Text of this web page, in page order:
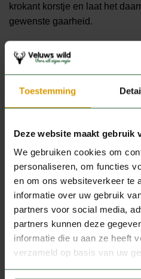
Toestemming
Deze website maakt gebruik
We gebruiken cookies om
personaliseren, om functies
en om ons websiteverkeer te
informatie over uw gebruik
partners voor social media,
partners kunnen deze
informatie die u aan ze heeft
verzameld op basis van uw
krokant korstje en laat het
gewenste gaarheid.
Productspecificaties
GEWICHT
VERPAKKING
JE ZOU OOK
VAN …